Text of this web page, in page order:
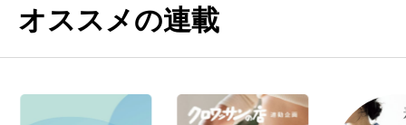
オススメの連載